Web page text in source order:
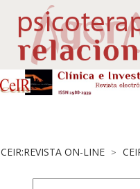
CEIR:REVISTA ON-LINE >